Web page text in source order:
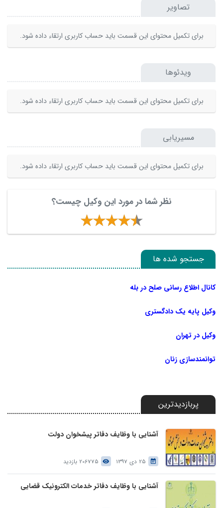
تصاویر
برای تکمیل محتوای این قسمت باید حساب کاربری ارتقاء داده شود.
ویدئوها
برای تکمیل محتوای این قسمت باید حساب کاربری ارتقاء داده شود.
مسیریابی
برای تکمیل محتوای این قسمت باید حساب کاربری ارتقاء داده شود.
نظر شما در مورد این وکیل چیست؟
جستجو شده ها
کانال اطلاع رسانی صلح در بله
وکیل پایه یک دادگستری
وکیل در تهران
توانمندسازی زنان
پربازدیدترین
آشنایی با وظایف دفاتر پیشخوان دولت
25 دی 1397 206775 بازدید
آشنایی با وظایف دفاتر خدمات الکترونیک قضایی